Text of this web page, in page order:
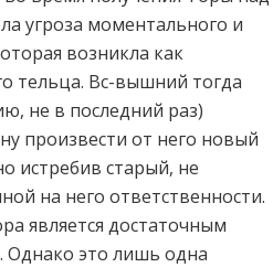
угроза моментального и
возникла как
тельца. Вс-вышний тогда
не в последний раз)
произвести от него новый
истребив старый, не
на него ответственности.
является достаточным
Однако это лишь одна